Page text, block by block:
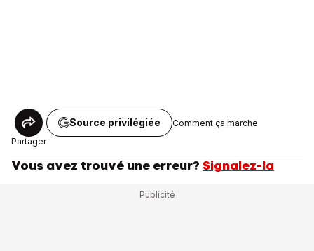
Partager
Source privilégiée Comment ça marche
Vous avez trouvé une erreur? Signalez-la